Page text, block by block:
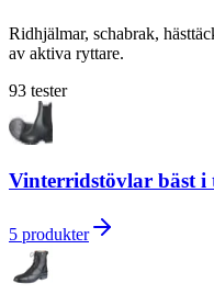
Ridhjälmar, schabrak,
av aktiva ryttare.
93 tester
Vinterridstövlar bäst i
5 produkter